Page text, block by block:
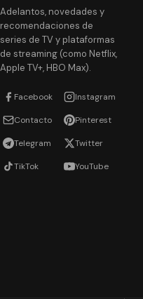
Adelantos, novedades y
recomendaciones de
series de TV y plataformas
de streaming (como Netflix,
Apple TV+, HBO Max).
Facebook Instagram
Contacto Pinterest
Telegram Twitter
TikTok YouTube